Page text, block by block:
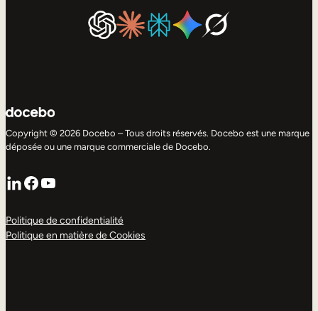
Copyright © 2026 Docebo – Tous droits réservés. Docebo est une marque
déposée ou une marque commerciale de Docebo.
LinkedIn
Facebook
YouTube
Politique de confidentialité
Politique en matière de Cookies